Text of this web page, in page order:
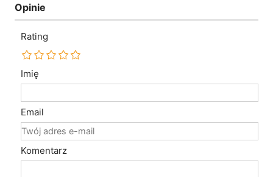
Opinie
Rating
Imię
Email
Komentarz